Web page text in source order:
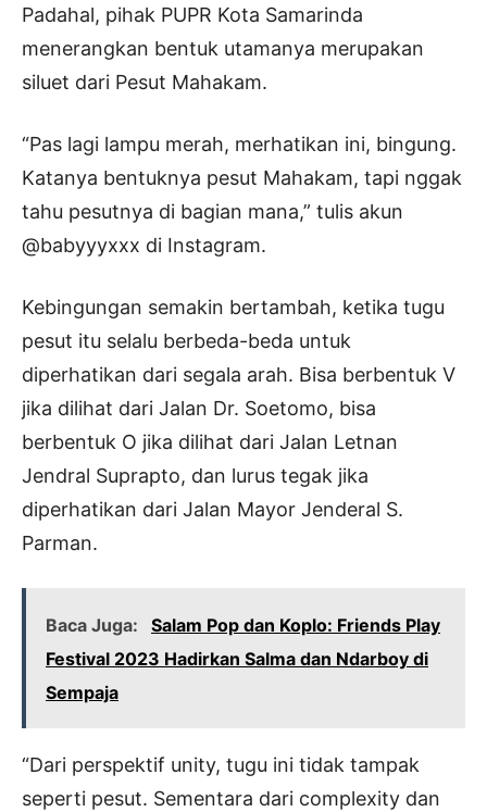
Padahal, pihak PUPR Kota Samarinda
menerangkan bentuk utamanya merupakan
siluet dari Pesut Mahakam.
“Pas lagi lampu merah, merhatikan ini, bingung.
Katanya bentuknya pesut Mahakam, tapi nggak
tahu pesutnya di bagian mana,” tulis akun
@babyyyxxx di Instagram.
Kebingungan semakin bertambah, ketika tugu
pesut itu selalu berbeda-beda untuk
diperhatikan dari segala arah. Bisa berbentuk V
jika dilihat dari Jalan Dr. Soetomo, bisa
berbentuk O jika dilihat dari Jalan Letnan
Jendral Suprapto, dan lurus tegak jika
diperhatikan dari Jalan Mayor Jenderal S.
Parman.
Baca Juga:
Salam Pop dan Koplo: Friends Play
Festival 2023 Hadirkan Salma dan Ndarboy di
Sempaja
“Dari perspektif unity, tugu ini tidak tampak
seperti pesut. Sementara dari complexity dan